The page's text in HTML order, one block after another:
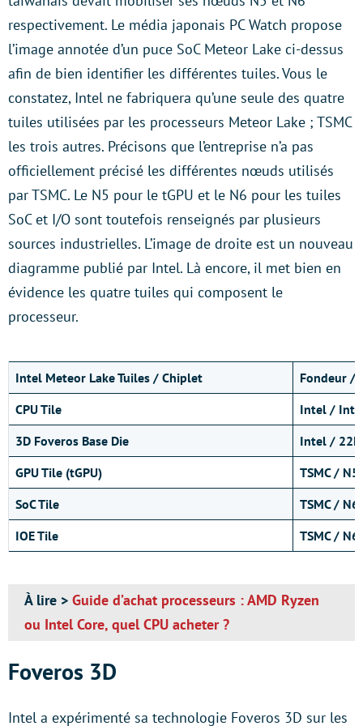
respectivement. Le média japonais PC Watch propose
l’image annotée d’un puce SoC Meteor Lake ci-dessus
afin de bien identifier les différentes tuiles. Vous le
constatez, Intel ne fabriquera qu’une seule des quatre
tuiles utilisées par les processeurs Meteor Lake ; TSMC
les trois autres. Précisons que l’entreprise n’a pas
officiellement précisé les différentes nœuds utilisés
par TSMC. Le N5 pour le tGPU et le N6 pour les tuiles
SoC et I/O sont toutefois renseignés par plusieurs
sources industrielles. L’image de droite est un nouveau
diagramme publié par Intel. Là encore, il met bien en
évidence les quatre tuiles qui composent le
processeur.
Intel Meteor Lake Tuiles / Chiplet
Fondeur /
CPU Tile
Intel /
3D Foveros Base Die
Intel /
GPU Tile (tGPU)
TSMC /
SoC Tile
TSMC /
IOE Tile
TSMC /
À lire > Guide d’achat processeurs : AMD Ryzen
ou Intel Core, quel CPU acheter ?
Foveros 3D
Intel a expérimenté sa technologie Foveros 3D sur les